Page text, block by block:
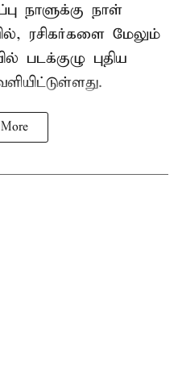
நாளுக்கு நாள்
ரசிகர்களை மேலும்
படக்குழு புதிய